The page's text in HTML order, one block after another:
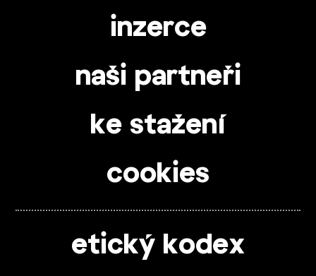
inzerce
naši partneři
ke stažení
cookies
etický kodex